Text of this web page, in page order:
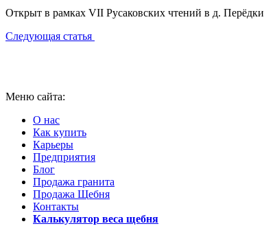
Открыт в рамках VII Русаковских чтений в д. Перёдки
Следующая статья
Меню сайта:
О нас
Как купить
Карьеры
Предприятия
Блог
Продажа гранита
Продажа Щебня
Контакты
Калькулятор веса щебня